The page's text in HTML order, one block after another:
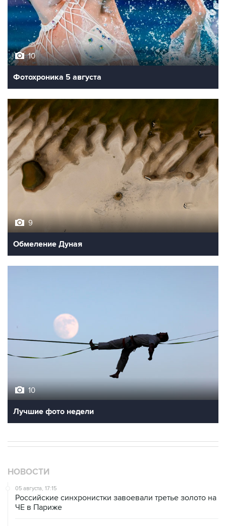
10
Фотохроника 5 августа
9
Обмеление Дуная
10
Лучшие фото недели
НОВОСТИ
05 августа, 17:15
Российские синхронистки завоевали третье золото на
ЧЕ в Париже